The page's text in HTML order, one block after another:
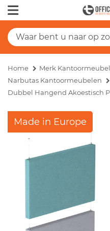
Home
Merk
Narbutas Kantoormeubelen
Dubbel Hangend Akoestisch
Made in Europe